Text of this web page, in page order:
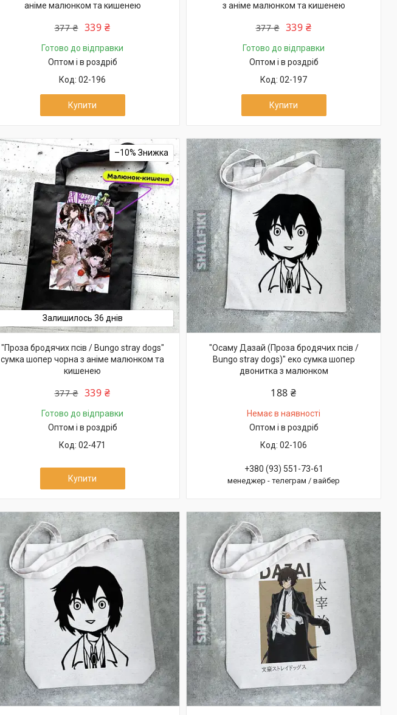
аніме малюнком та кишенею
377 ₴ 339 ₴
Готово до відправки
Оптом і в роздріб
02-196
Купити
з аніме малюнком та кишенею
377 ₴ 339 ₴
Готово до відправки
Оптом і в роздріб
02-197
Купити
–10%
Залишилось 36 днів
"Проза бродячих псів / Bungo stray dogs"
сумка шопер чорна з аніме малюнком та
кишенею
377 ₴ 339 ₴
Готово до відправки
Оптом і в роздріб
02-471
Купити
"Осаму Дазай (Проза бродячих псів /
Bungo stray dogs)" еко сумка шопер
двонитка з малюнком
188 ₴
Немає в наявності
Оптом і в роздріб
02-106
+380 (93) 551-73-61
менеджер - телеграм / вайбер